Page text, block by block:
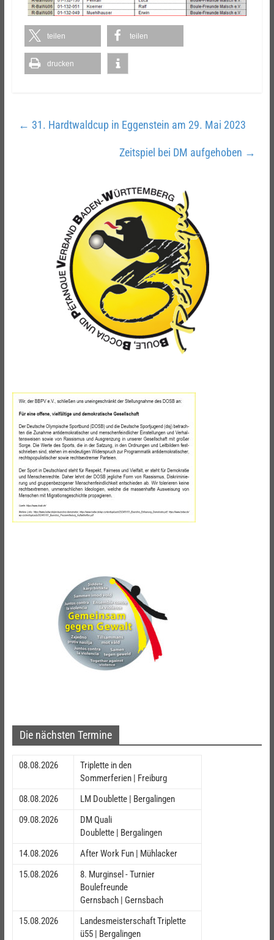
teilen teilen
drucken
← 31. Hardtwaldcup in Eggenstein am 29. Mai 2023
Zeitspiel bei DM aufgehoben →
Die nächsten Termine
08.08.2026
Triplette in den
Sommerferien | Freiburg
08.08.2026
LM Doublette | Bergalingen
09.08.2026
DM Quali
Doublette | Bergalingen
14.08.2026
After Work Fun | Mühlacker
15.08.2026
8. Murginsel - Turnier
Boulefreunde
Gernsbach | Gernsbach
15.08.2026
Landesmeisterschaft Triplette
ü55 | Bergalingen